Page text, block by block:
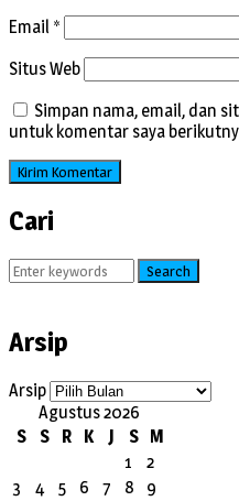
Email *
Situs Web
Simpan nama, email, dan
untuk komentar saya
Cari
Search
Arsip
Arsip
Agustus 2026
S
S R K J S
M
1
2
3
4 5 6 7 8
9